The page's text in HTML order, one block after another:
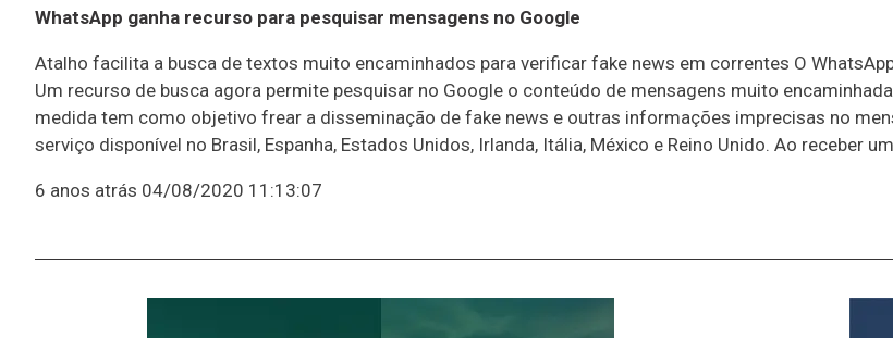
WhatsApp ganha recurso para pesquisar mensagens no Google
Atalho facilita a busca de textos muito encaminhados para verificar fake news em correntes O
Um recurso de busca agora permite pesquisar no Google o conteúdo de mensagens muito
medida tem como objetivo frear a disseminação de fake news e outras informações imprecisas no
serviço disponível no Brasil, Espanha, Estados Unidos, Irlanda, Itália, México e Reino Unido. Ao receber
6 anos atrás 04/08/2020 11:13:07